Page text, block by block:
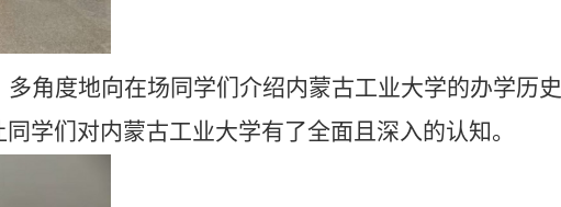
角度地向在场同学们介绍内蒙古工业大学的办学历
同学们对内蒙古工业大学有了全面且深入的认知。